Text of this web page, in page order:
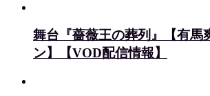
舞台『薔薇王の葬列』【有馬
ン】【VOD配信情報】